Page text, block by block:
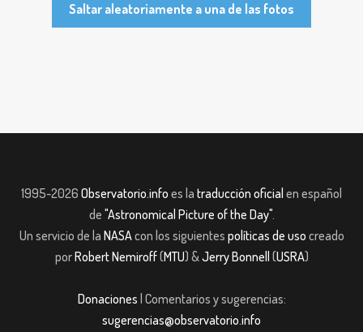
Saltar aleatoriamente a una de las fotos
1995-2026 Observatorio.info es la traducción oficial en español
de "Astronomical Picture of the Day".
Un servicio de la NASAcon los siguientes políticas de uso creado
porRobert Nemiroff(MTU) &Jerry Bonnell (USRA)
Donaciones | Comentarios y sugerencias:
sugerencias@observatorio.info